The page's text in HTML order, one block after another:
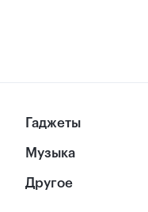
Гаджеты
Музыка
Другое